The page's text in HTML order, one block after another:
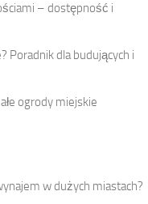
– dostępność i
Poradnik dla budujących i
ogrody miejskie
w dużych miastach?